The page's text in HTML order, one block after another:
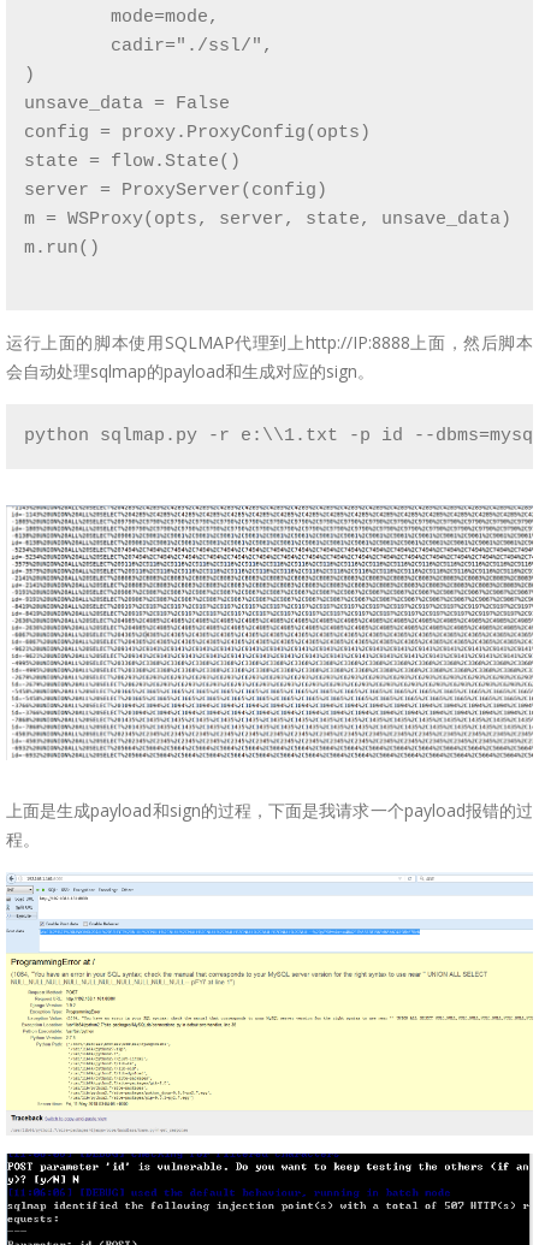
        mode=mode,
        cadir="./ssl/",
)
unsave_data = False
config = proxy.ProxyConfig(opts)
state = flow.State()
server = ProxyServer(config)
m = WSProxy(opts, server, state, unsave_data)
m.run()
运行上面的脚本使用SQLMAP代理到上http://IP:8888上面，然后脚本
会自动处理sqlmap的payload和生成对应的sign。
python sqlmap.py -r e:\\1.txt -p id --
上面是生成payload和sign的过程，下面是我请求一个payload报错的过
程。